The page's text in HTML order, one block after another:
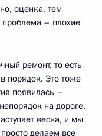
оценка, тем
проблема – плохие
ремонт, то есть
порядок. Это тоже
появилась –
на дороге,
весна, и мы
делаем все